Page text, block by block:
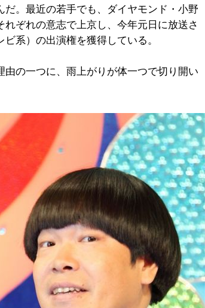
。最近の若手でも、ダイヤモンド・小野
ぞれの意志で上京し、今年元日に放送さ
系）の出演権を獲得している。
の一つに、雨上がりが体一つで切り開い